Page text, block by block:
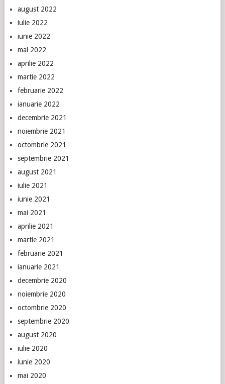
august 2022
iulie 2022
iunie 2022
mai 2022
aprilie 2022
martie 2022
februarie 2022
ianuarie 2022
decembrie 2021
noiembrie 2021
octombrie 2021
septembrie 2021
august 2021
iulie 2021
iunie 2021
mai 2021
aprilie 2021
martie 2021
februarie 2021
ianuarie 2021
decembrie 2020
noiembrie 2020
octombrie 2020
septembrie 2020
august 2020
iulie 2020
iunie 2020
mai 2020